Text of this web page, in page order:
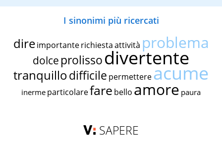
I sinonimi più ricercati
dire importante richiestaattività problema
dolce prolissodivertente
tranquillodifficile permettereacume
inerme particolarefare bello amore paura
SAPERE